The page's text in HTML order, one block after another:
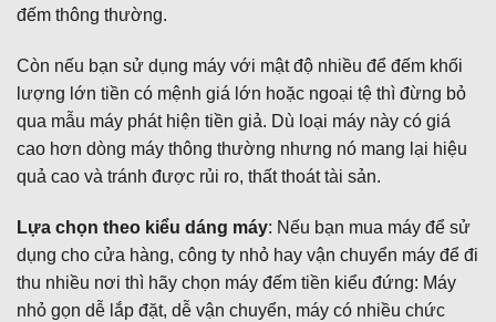
đếm thông thường.
Còn nếu bạn sử dụng máy với mật độ nhiều để đếm khối
lượng lớn tiền có mệnh giá lớn hoặc ngoại tệ thì đừng bỏ
qua mẫu máy phát hiện tiền giả. Dù loại máy này có giá
cao hơn dòng máy thông thường nhưng nó mang lại hiệu
quả cao và tránh được rủi ro, thất thoát tài sản.
Lựa chọn theo kiểu dáng máy: Nếu bạn mua máy để sử
dụng cho cửa hàng, công ty nhỏ hay vận chuyển máy để đi
thu nhiều nơi thì hãy chọn máy đếm tiền kiểu đứng: Máy
nhỏ gọn dễ lắp đặt, dễ vận chuyển, máy có nhiều chức